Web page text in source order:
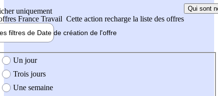
uniquement
France Travail Cette action recharge la liste des offres
Qui sont
filtres de Date de création de l'offre
création de l'offre
Un jour
Trois jours
Une semaine